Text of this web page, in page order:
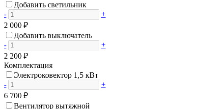
Добавить светильник
-
+
2 000 ₽
Добавить выключатель
-
+
2 200 ₽
Комплектация
Электроковектор 1,5 кВт
-
+
6 700 ₽
Вентилятор вытяжной